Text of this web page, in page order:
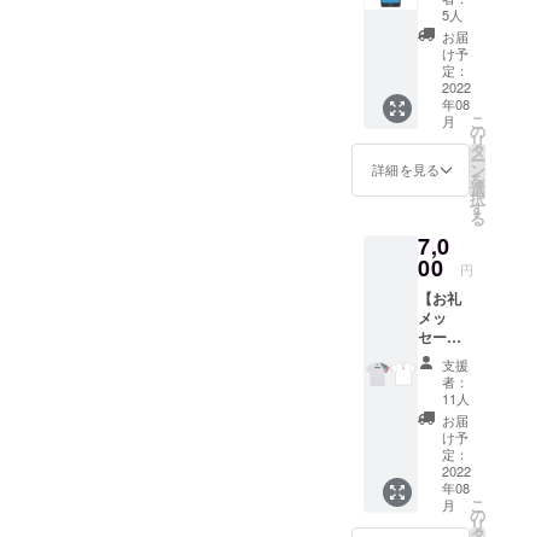
セー
ジ】 プ
ロジェ
クト終
了後、
講師陣
による
御礼の
メッ
セージ
動画を
にて送
らせて
いただ
きま
す。
5人
お届
け予
定：
2022
年08
月
詳細を見る
こ
の
リ
タ
ー
ン
を
選
択
す
る
7,0
00 円
【お礼
メッ
セージ
動画＋
2022公
式Tシャ
ツ
（Desig
ned by
KOHEI
YANAG
ISAWA
）
支援
者：
11人
お届
け予
定：
2022
年08
月
こ
の
リ